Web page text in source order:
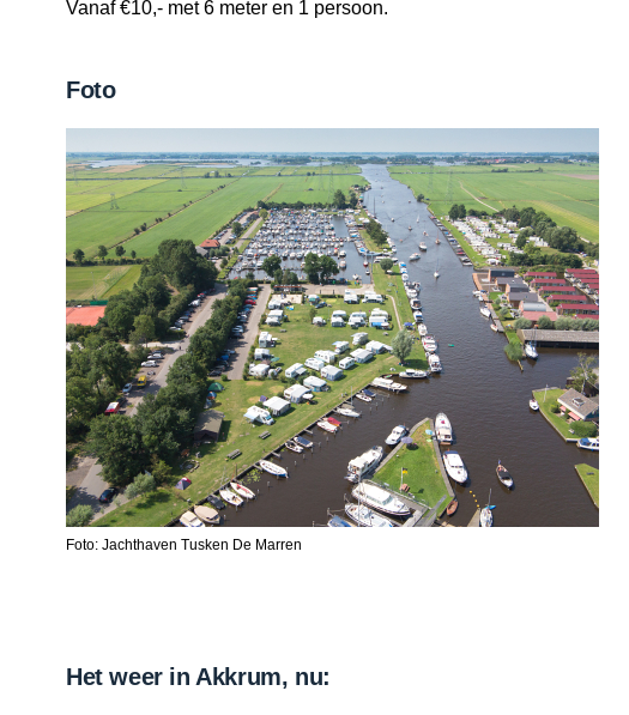
Vanaf €10,- met 6 meter en 1 persoon.
Foto
Foto: Jachthaven Tusken De Marren
Het weer in Akkrum, nu: